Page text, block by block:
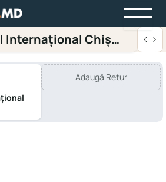
Internațional Chișinău
Adaugă Retur